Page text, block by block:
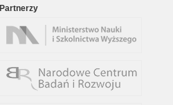
Partnerzy